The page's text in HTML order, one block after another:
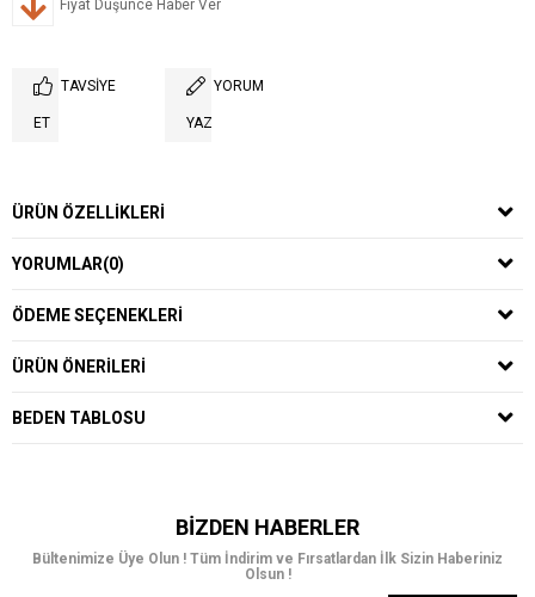
Fiyat Düşünce Haber Ver
TAVSIYE
ET
YORUM
YAZ
ÜRÜN ÖZELLIKLERI
YORUMLAR(0)
ÖDEME SEÇENEKLERI
ÜRÜN ÖNERILERI
BEDEN TABLOSU
BIZDEN HABERLER
Bültenimize Üye Olun ! Tüm İndirim ve Fırsatlardan İlk Sizin Haberiniz
Olsun !